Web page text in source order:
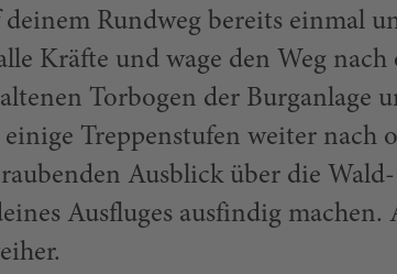
Rundweg bereits einmal
Kräfte und wage den Weg
Torbogen der Burganlage
Treppenstufen weiter nach
Ausblick über die
Ausfluges ausfindig
Flossenbürg